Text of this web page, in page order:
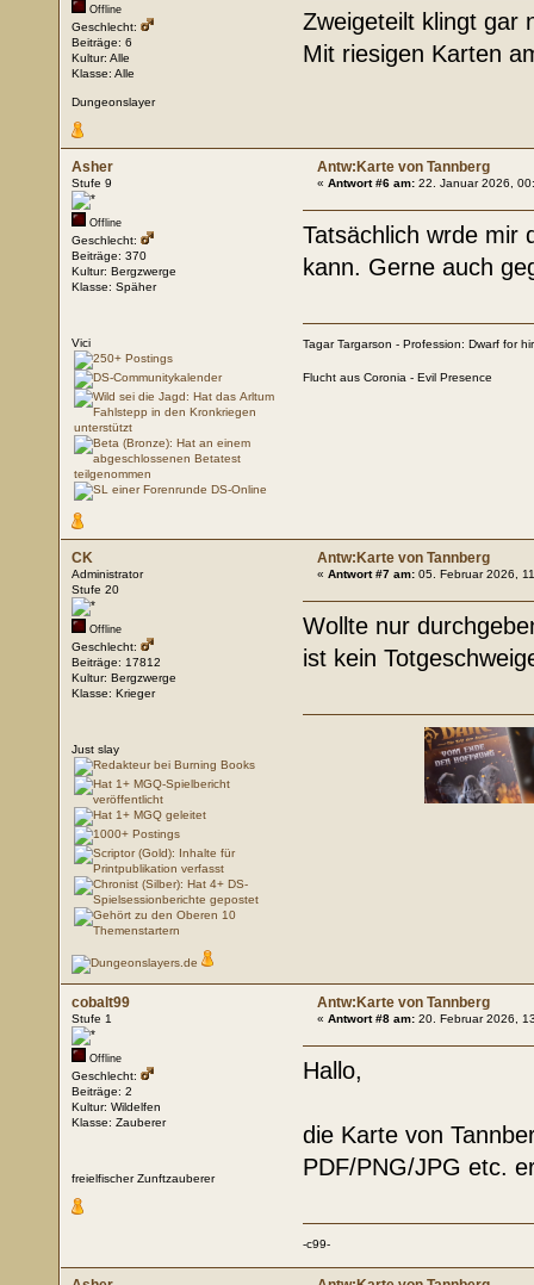
Offline
Geschlecht:
Beiträge: 6
Kultur: Alle
Klasse: Alle
Dungeonslayer
Zweigeteilt klingt gar
Mit riesigen Karten
Asher
Stufe 9
Offline
Geschlecht:
Beiträge: 370
Kultur: Bergzwerge
Klasse: Späher
Vici
Antw:Karte von Tannberg
«Antwort #6 am: 22. Januar 2026,
Tatsächlich wrde mir
kann. Gerne auch
Tagar Targarson - Profession: Dwarf for
Flucht aus Coronia - Evil Presence
CK
Administrator
Stufe 20
Offline
Geschlecht:
Beiträge: 17812
Kultur: Bergzwerge
Klasse: Krieger
Just slay
Antw:Karte von Tannberg
«Antwort #7 am: 05. Februar 2026,
Wollte nur
ist kein
cobalt99
Stufe 1
Offline
Geschlecht:
Beiträge: 2
Kultur: Wildelfen
Klasse: Zauberer
freielfischer Zunftzauberer
Antw:Karte von Tannberg
«Antwort #8 am: 20. Februar 2026,
Hallo,
die Karte von
PDF/PNG/JPG etc.
-c99-